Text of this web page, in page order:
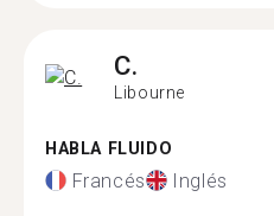
C.
Libourne
HABLA FLUIDO
Francés Inglés